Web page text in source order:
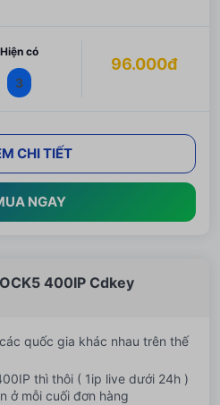
Hiện có
3
96.000đ
CHI TIẾT
NGAY
400IP Cdkey
quốc gia khác nhau trên thế
thì thôi ( 1ip live dưới 24h )
ở mỗi cuối đơn hàng